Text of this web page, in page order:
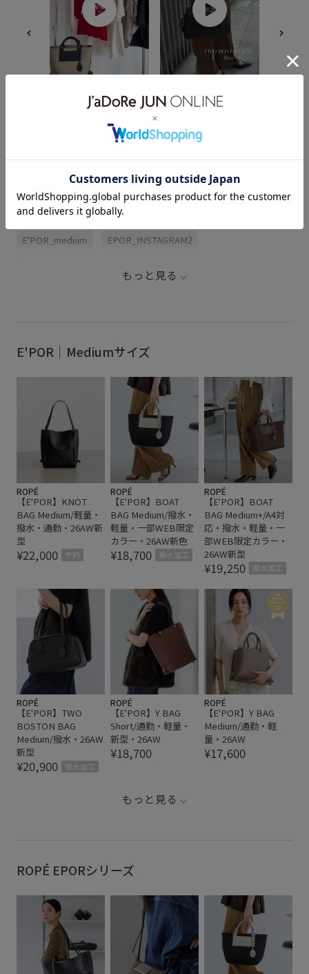
【2026.07.30】UVカッ
の夏頼れる「機能性アイ
テム」 ⁡ 長い夏を涼しく、
雨の日も 快適性を重視し
たアイテムが欠かせな
い。 ⁡ 梅雨時期や真夏日
に、特にうれしい機能が
こちら。 ・接触冷感・撥
れも快適さも叶えるアイ
【2026.07.30】ÉPOR
❤︎ ⁡ 人気のY BAGの新色
ので、 気になるアイテム
やカラーがあれば スタッ
フまでお声掛けください
ませ😌✨ ⁡ ⁡ #ロペエポール
【
りに、バ
26SS_ROPÉ 2WAYで使える
E'POR_medium EPOR_INSTAGRAM2
デイリー使い ナイロン
夏の機能素材アイテム 大容量 幅広 快適
撥水加工 撥水素材 旅行 普段使い
通勤バッグ
もっと見る
E'POR｜Mediumサイズ
ROPÉ
【E'POR】KNOT
BAG Medium/軽量・
撥水・通勤・26AW新
型
¥22,000 予約
ROPÉ
【E'POR】BOAT
BAG Medium/撥水・
軽量・一部WEB限定
カラー・26AW新色
¥18,700 撥水加工
ROPÉ
【E'POR】BOAT
BAG Medium+/A4対
応・撥水・軽量・一
部WEB限定カラー・
26AW新型
¥19,250 撥水加工
ROPÉ
【E'POR】TWO
BOSTON BAG
Medium/撥水・26AW
新型
¥20,900 撥水加工
ROPÉ
【E'POR】Y BAG
Short/通勤・軽量・
新型・26AW
¥18,700
ROPÉ
【E'POR】Y BAG
Medium/通勤・軽
量・26AW
¥17,600
もっと見る
ROPÉ EPORシリーズ